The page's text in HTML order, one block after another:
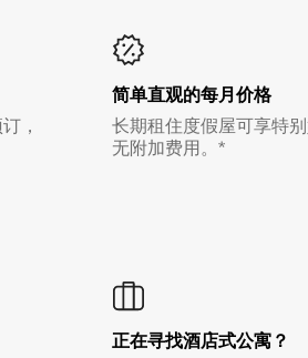
，
简单直观的每月价格
长期租住度假屋可享特
无附加费用。*
正在寻找酒店式公寓？